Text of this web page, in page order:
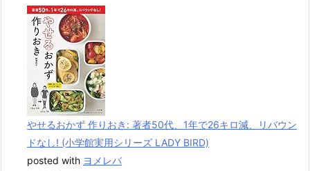
やせるおかず 作りおき: 著者50代、1年で26キロ減、リバウン
ドなし! (小学館実用シリーズ LADY BIRD)
posted with ヨメレバ